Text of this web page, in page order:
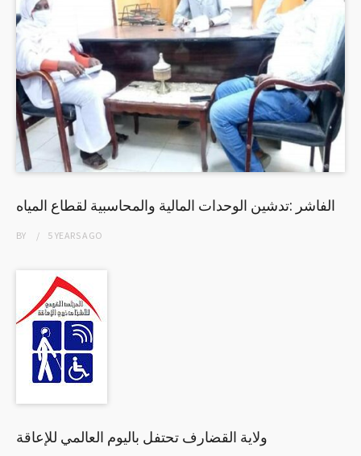
الفاشر :تدشين الوحدات المالية والمحاسبية لقطاع المياه
BY 5 YEARSAGO
ولاية القضارف تحتفل باليوم العالمي للإعاقة